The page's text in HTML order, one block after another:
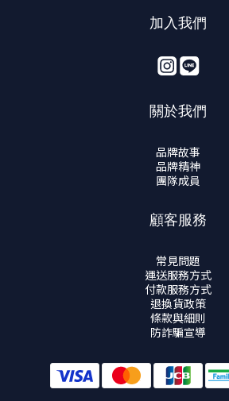
加入我們
關於我們
品牌故事
品牌精神
團隊成員
顧客服務
常見問題
運送服務方式
付款服務方式
退換貨政策
條款與細則
防詐騙宣導